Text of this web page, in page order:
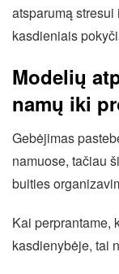
atsparumą
kasdieniais
Modelių
namų iki
Gebėjimas
namuose, tačiau
buities
Kai perprantame,
kasdienybėje, tai